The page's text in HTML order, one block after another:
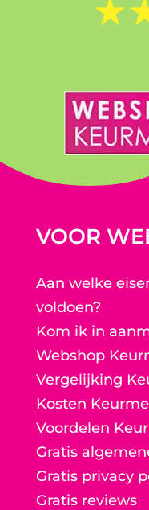
☆
VOOR
Aan welke
voldoen?
Kom ik in
Webshop
Vergelijking
Kosten
Voordelen
Gratis
Gratis privacy
Gratis reviews